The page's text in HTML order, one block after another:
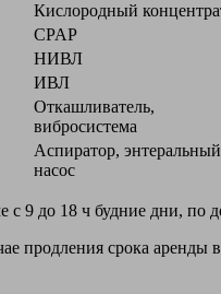
Кислородный
CPAP
НИВЛ
ИВЛ
Откашливатель,
вибросистема
Аспиратор, энтеральный
насос
9 до 18 ч будние дни,
продления срока аренды